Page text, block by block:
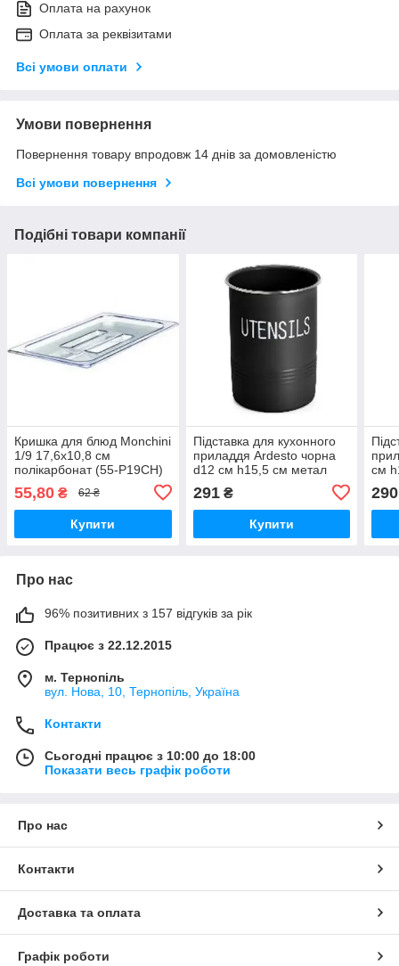
Оплата на рахунок
Оплата за реквізитами
Всі умови оплати
Умови повернення
Повернення товару впродовж 14 днів за домовленістю
Всі умови повернення
Подібні товари компанії
Кришка для блюд Monchini
1/9 17,6х10,8 см
полікарбонат (55-P19CH)
55,80 ₴ 62 ₴
Купити
Підставка для кухонного
приладдя Ardesto чорна
d12 см h15,5 см метал
291₴
Купити
см
290
Про нас
96% позитивних з 157 відгуків за рік
Працює з 22.12.2015
м. Тернопіль
вул. Нова, 10, Тернопіль, Україна
Контакти
Сьогодні працює з 10:00 до 18:00
Показати весь графік роботи
Про нас
Контакти
Доставка та оплата
Графік роботи